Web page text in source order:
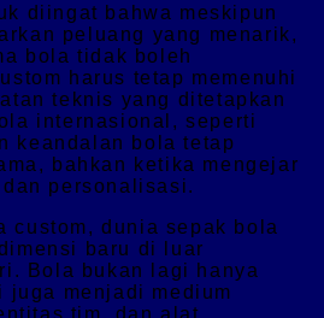
diingat bahwa meskipun
peluang yang menarik,
bola tidak boleh
harus tetap memenuhi
teknis yang ditetapkan
internasional, seperti
keandalan bola tetap
bahkan ketika mengejar
personalisasi.
custom, dunia sepak bola
baru di luar
Bola bukan lagi hanya
juga menjadi medium
tim, dan alat